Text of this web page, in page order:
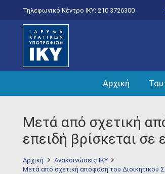
Τηλεφωνικό Κέντρο IKY: 210 3726300
Αρχική
Μετά από σχετική
επειδή βρίσκεται
Αρχική
Ανακοινώσεις ΙΚΥ
Μετά από σχετική απόφαση του Διοικητικού